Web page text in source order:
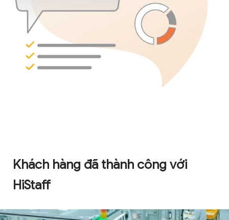
Khách hàng đã thành công với
HiStaff